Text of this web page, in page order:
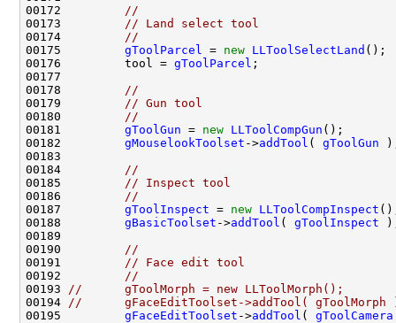
00172
//
00173
// Land select tool
00174
//
00175 gToolParcel = new LLToolSelectLand
00176         tool = gToolParcel
00178
//
00179
// Gun tool
00180
//
00181 gToolGun = new LLToolCompGun
00182 gMouselookToolset ->addTool ( gToolGun
00184
//
00185
// Inspect tool
00186
//
00187 gToolInspect = new LLToolCompInspect
00188 gBasicToolset ->addTool ( gToolInspect
00190
//
00191
// Face edit tool
00192
//
00193
//      gToolMorph = new LLToolMorph();
00194
//      gFaceEditToolset->addTool( gToolMorph
00195 gFaceEditToolset ->addTool ( gToolCamera